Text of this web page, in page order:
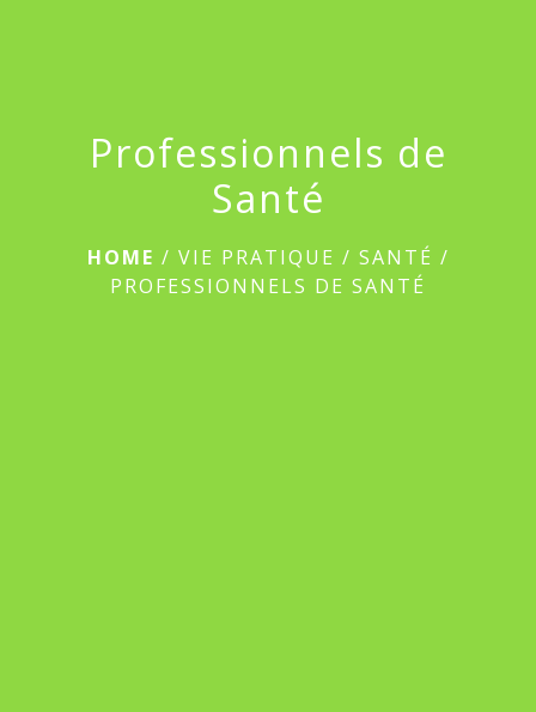
Professionnels de
Santé
HOME / VIE PRATIQUE / SANTÉ /
PROFESSIONNELS DE SANTÉ